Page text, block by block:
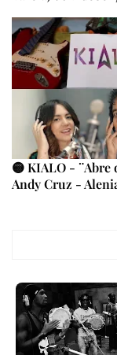
🟡 KIALO - ¨Abre
Andy Cruz -